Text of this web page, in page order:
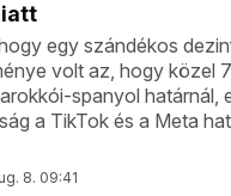
egy szándékos
volt az, hogy közel
spanyol határnál,
a TikTok és a Meta
8. 09:41